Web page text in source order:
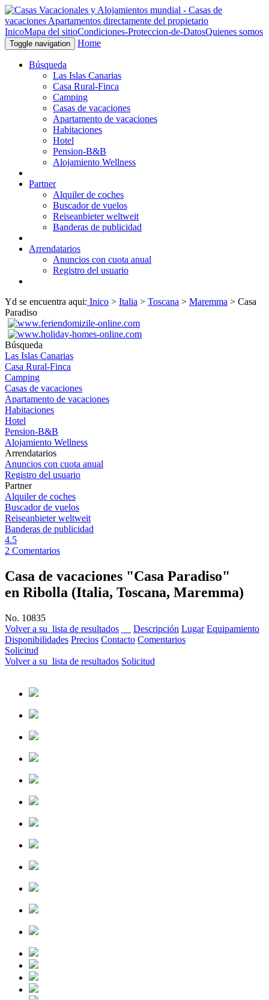
InicoMapa del sitioCondiciones-Proteccion-de-DatosQuienes somos
Toggle navigation Home
Búsqueda
Las Islas Canarias
Casa Rural-Finca
Camping
Casas de vacaciones
Apartamento de vacaciones
Habitaciones
Hotel
Pension-B&B
Alojamiento Wellness
Partner
Alquiler de coches
Buscador de vuelos
Reiseanbieter weltweit
Banderas de publicidad
Arrendatarios
Anuncios con cuota anual
Registro del usuario
Yd se encuentra aqui: Inico > Italia > Toscana > Maremma > Casa
Paradiso
Búsqueda
Las Islas Canarias
Casa Rural-Finca
Camping
Casas de vacaciones
Apartamento de vacaciones
Habitaciones
Hotel
Pension-B&B
Alojamiento Wellness
Arrendatarios
Anuncios con cuota anual
Registro del usuario
Partner
Alquiler de coches
Buscador de vuelos
Reiseanbieter weltweit
Banderas de publicidad
4.5
2 Comentarios
Casa de vacaciones "Casa Paradiso"
en Ribolla (Italia, Toscana, Maremma)
No. 10835
Volver a su lista de resultados
Descripción Lugar Equipamiento
Disponibilidades Precios Contacto Comentarios
Solicitud
Volver a su lista de resultados Solicitud